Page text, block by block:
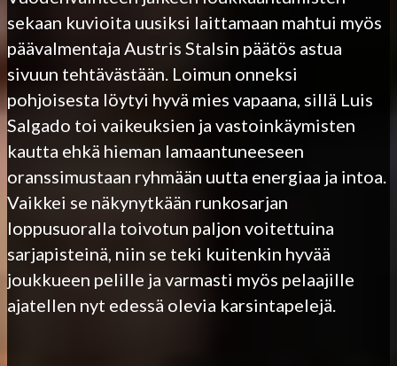
sekaan kuvioita uusiksi laittamaan mahtui myös
päävalmentaja Austris Stalsin päätös astua
sivuun tehtävästään. Loimun onneksi
pohjoisesta löytyi hyvä mies vapaana, sillä Luis
Salgado toi vaikeuksien ja vastoinkäymisten
kautta ehkä hieman lamaantuneeseen
oranssimustaan ryhmään uutta energiaa ja intoa.
Vaikkei se näkynytkään runkosarjan
loppusuoralla toivotun paljon voitettuina
sarjapisteinä, niin se teki kuitenkin hyvää
joukkueen pelille ja varmasti myös pelaajille
ajatellen nyt edessä olevia karsintapelejä.